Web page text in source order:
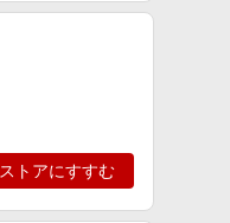
ストアにすすむ